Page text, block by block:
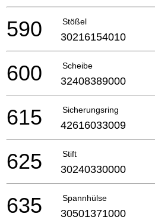
Stößel
590 30216154010
Scheibe
600 32408389000
Sicherungsring
615 42616033009
Stift
625 30240330000
Spannhülse
635 30501371000